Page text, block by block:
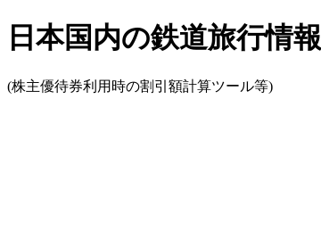
日本国内の鉄道旅行情報
(株主優待券利用時の割引額計算ツール等)